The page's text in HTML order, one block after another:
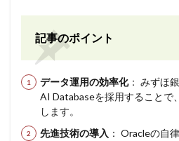
記事のポイント
データ運用の効率化： みずほ
AI Databaseを採用することで
します。
先進技術の導入 ： Oracleの自